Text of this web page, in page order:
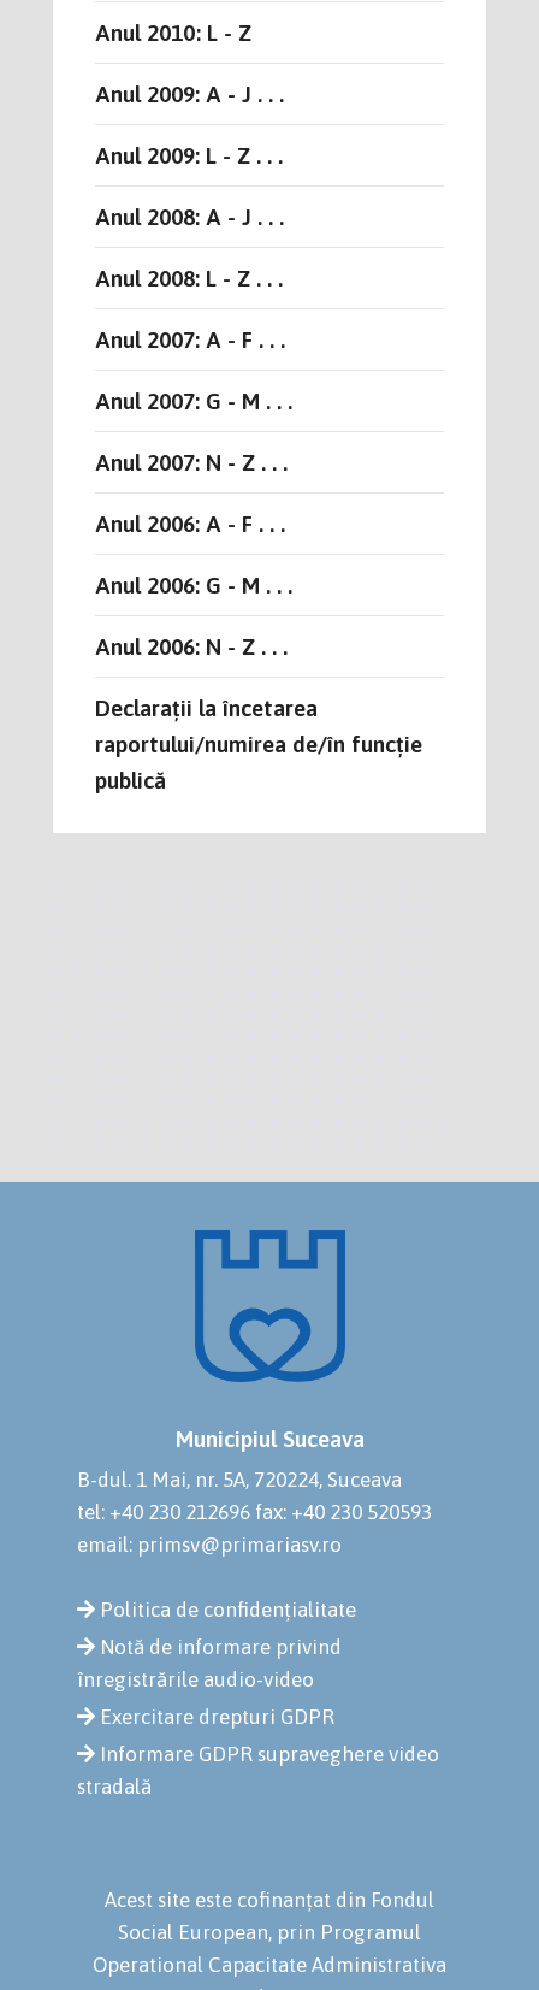
Anul 2010: L - Z
Anul 2009: A - J . . .
Anul 2009: L - Z . . .
Anul 2008: A - J . . .
Anul 2008: L - Z . . .
Anul 2007: A - F . . .
Anul 2007: G - M . . .
Anul 2007: N - Z . . .
Anul 2006: A - F . . .
Anul 2006: G - M . . .
Anul 2006: N - Z . . .
Declarații la încetarea
raportului/numirea de/în funcție
publică
Municipiul Suceava
B-dul. 1 Mai, nr. 5A, 720224, Suceava
tel: +40 230 212696 fax: +40 230 520593
email: primsv@primariasv.ro
Politica de confidențialitate
Notă de informare privind
înregistrările audio-video
Exercitare drepturi GDPR
Informare GDPR supraveghere video
stradală
Acest site este cofinanțat din Fondul
Social European, prin Programul
Operational Capacitate Administrativa